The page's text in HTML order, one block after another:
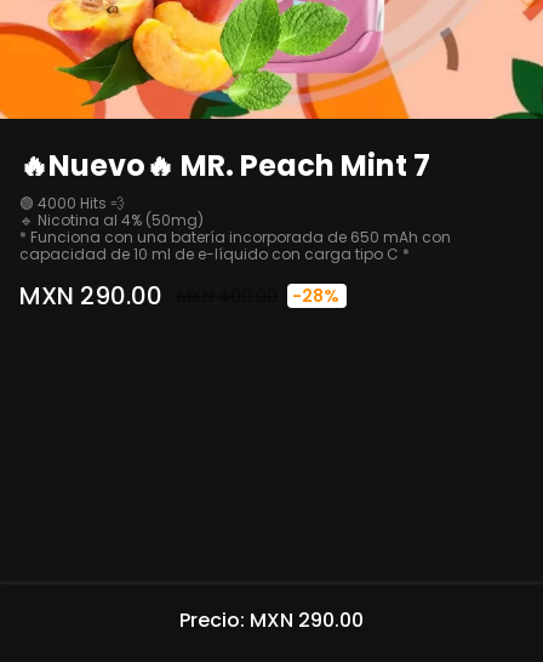
🔥Nuevo🔥 MR. Peach Mint 7
🟢 4000 Hits 💨
🔹 Nicotina al 4% (50mg)
* Funciona con una batería incorporada de 650 mAh con
capacidad de 10 ml de e-líquido con carga tipo C *
MXN 290.00 -28%
Precio: MXN 290.00